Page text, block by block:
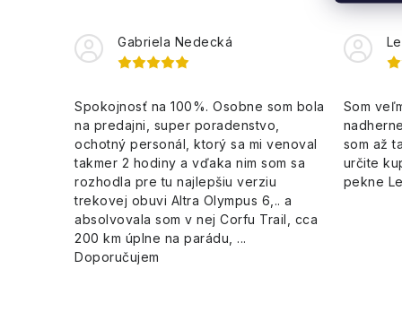
k
v
ý
p
i
s
u
Gabriela Nedecká
Spokojnosť na 100%. Osobne som bola
na predajni, super poradenstvo,
ochotný personál, ktorý sa mi venoval
takmer 2 hodiny a vďaka nim som sa
rozhodla pre tu najlepšiu verziu
trekovej obuvi Altra Olympus 6,.. a
absolvovala som v nej Corfu Trail, cca
200 km úplne na parádu, ...
Doporučujem
Som
som až
určite
pekne